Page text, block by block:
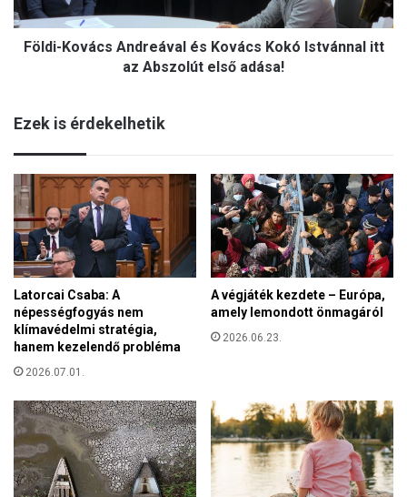
a
o
n
y
G
e
g
e
l
y
v
n
á
v
a
l
é
s
K
o
v
á
s
K
o
k
ó
Földi-Kovács Andreával és Kovács Kokó Istvánnal itt
az Abszolút első adása!
Ezek is érdekelhetik
Latorcai Csaba: A
népességfogyás nem
klímavédelmi stratégia,
hanem kezelendő probléma
2026.07.01.
A végjáték kezdete – Európa,
amely lemondott önmagáról
2026.06.23.